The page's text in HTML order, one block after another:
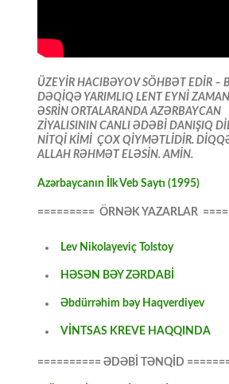
ÜZEYİR HACIBƏYOV SÖHBƏT EDİR –
DƏQİQƏ YARIMLIQ LENT EYNİ
ƏSRİN ORTALARANDA AZƏRBAYCAN
ZİYALISININ CANLI ƏDƏBİ DANIŞIQ
NİTQİ KİMİ ÇOX QİYMƏTLİDİR.
ALLAH RƏHMƏT ELƏSİN. AMİN.
Azərbaycanın İlk Veb Saytı (1995)
========= ÖRNƏK YAZARLAR
Lev Nikolayeviç Tolstoy
HƏSƏN BƏY ZƏRDABİ
Əbdürrəhim bəy Haqverdiyev
VİNTSAS KREVE HAQQINDA
========== ƏDƏBİ TƏNQİD